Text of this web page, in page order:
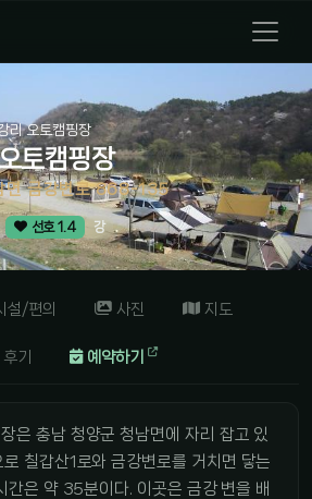
리 오토캠핑장
토캠핑장
면 금강변로 868-135
선호 1.4 강
설/편의 사진 지도
기 예약하기
은 충남 청양군 청남면에 자리 잡고 있
칠갑산1로와 금강변로를 거치면 닿는
간은 약 35분이다. 이곳은 금강 변을 배